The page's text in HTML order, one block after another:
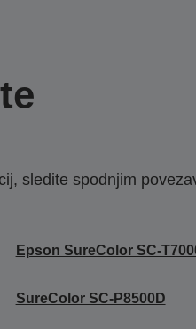
sledite spodnjim
Epson SureColor SC-
SureColor SC-P8500D